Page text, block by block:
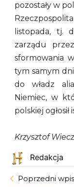
pozostały w
listopada, tj.
zarządu
sformowania
tym samym
do władz
Niemiec, w
polskiej
Krzysztof
Redakcja
Poprzedni wpis